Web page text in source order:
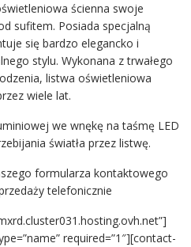
ścienna swoje
sufitem. Posiada specjalną
się bardzo elegancko i
stylu. Wykonana z trwałego
listwa oświetleniowa
wiele lat.
we wnękę na taśmę LED
światła przez listwę.
formularza kontaktowego
telefonicznie
required=”1″][contact-